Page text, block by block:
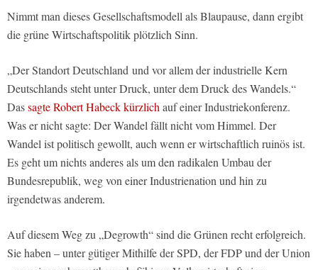
Nimmt man dieses Gesellschaftsmodell als Blaupause, dann ergibt
die grüne Wirtschaftspolitik plötzlich Sinn.
„Der Standort Deutschland und vor allem der industrielle Kern
Deutschlands steht unter Druck, unter dem Druck des Wandels.“
Dassagte Robert Habeck kürzlichauf einer Industriekonferenz.
Was er nicht sagte: Der Wandel fällt nicht vom Himmel. Der
Wandel ist politisch gewollt, auch wenn er wirtschaftlich ruinös ist.
Es geht um nichts anderes als um den radikalen Umbau der
Bundesrepublik, weg von einer Industrienation und hin zu
irgendetwas anderem.
Auf diesem Weg zu „Degrowth“ sind die Grünen recht erfolgreich.
Sie haben – unter gütiger Mithilfe der SPD, der FDP und der Union